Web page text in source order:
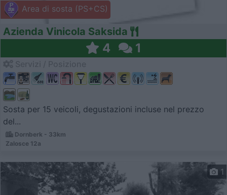
Area di sosta (PS+CS)
Azienda Vinicola Saksida
4 1
Sosta per 15 veicoli, degustazioni incluse nel prezzo
del...
Dornberk - 33km
Zalosce 12a
1